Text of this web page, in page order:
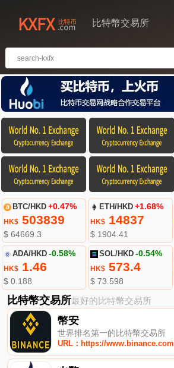
比特幣交易所
BTC/HKD +0.47%
HK$503839
$ 64669.3
ETH/HKD +1.68%
HK$ 14837
$ 1904.41
ADA/HKD -0.58%
HK$1.46
$ 0.188
SOL/HKD -0.54%
HK$ 573.4
$ 73.598
比特幣交易所最好的比特幣交易所
幣安
世界排名第一的比特幣交易所
URL：https://www.binance.com